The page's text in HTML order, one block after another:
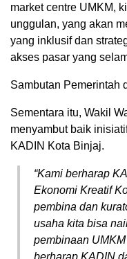
market centre UMKM,
unggulan, yang akan
yang inklusif dan
akses pasar yang
Sambutan Pemerintah
Sementara itu, Wakil
menyambut baik
KADIN Kota Binjaj.
“Kami berharap
Ekonomi Kreatif
pembina dan
usaha kita bisa
pembinaan
berharap KADIN